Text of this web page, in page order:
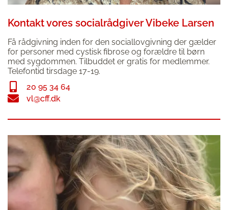
Kontakt vores socialrådgiver Vibeke Larsen
Få rådgivning inden for den sociallovgivning der gælder
for personer med cystisk fibrose og forældre til børn
med sygdommen. Tilbuddet er gratis for medlemmer.
Telefontid tirsdage 17-19.
20 95 34 64
vl@cff.dk